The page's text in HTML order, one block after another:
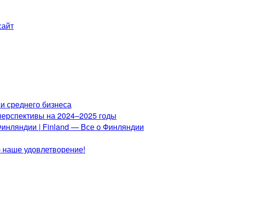
среднего бизнеса
на 2024–2025 годы
| Finland — Все о Финляндии
удовлетворение!